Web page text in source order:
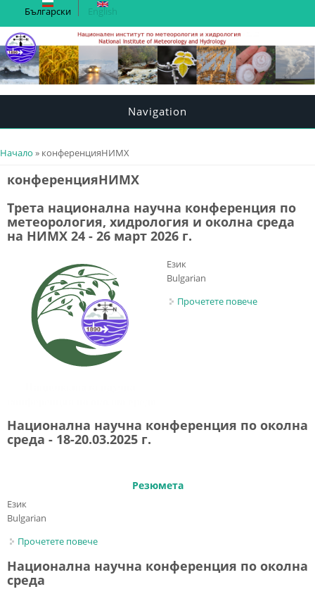
Български English
Navigation
You are here
Начало » конференцияНИМХ
конференцияНИМХ
Трета национална научна конференция по
метеорология, хидрология и околна среда
на НИМХ 24 - 26 март 2026 г.
Език
Bulgarian
Прочетете повече
26 март 2026
Национална научна конференция по околна
среда - 18-20.03.2025 г.
Резюмета
Език
Bulgarian
Прочетете повече
Национална научна конференция по околна
среда